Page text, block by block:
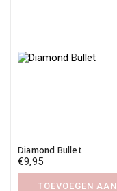
Diamond Bullet
€9,95
TOEVOEGEN AAN